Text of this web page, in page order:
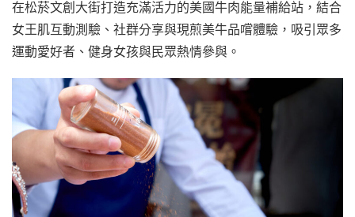
在松菸文創大街打造充滿活力的美國牛肉能量補給站，結合
女王肌互動測驗、社群分享與現煎美牛品嚐體驗，吸引眾多
運動愛好者、健身女孩與民眾熱情參與。